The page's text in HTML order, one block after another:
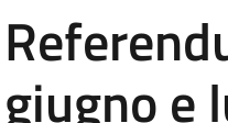
giugno e